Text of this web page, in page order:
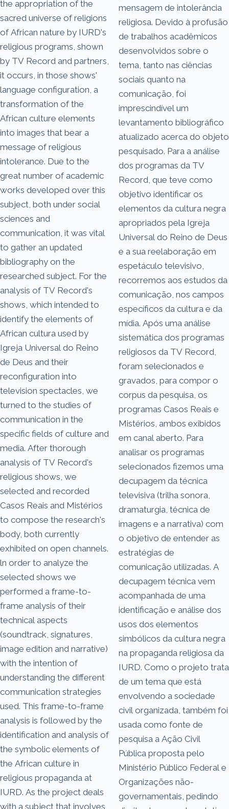
the appropriation of the
sacred universe of religions
of African nature by IURD's
religious programs, shown
by TV Record and partners,
it occurs, in those shows'
language configuration, a
transformation of the
African culture elements
into images that bear a
message of religious
intolerance. Due to the
great number of academic
works developed over this
subject, both under social
sciences and
communication, it was vital
to gather an updated
bibliography on the
researched subject. For the
analysis of TV Record's
shows, which intended to
identify the elements of
African cultura used by
Igreja Universal do Reino
de Deus and their
reconfiguration into
television spectacles, we
turned to the studies of
communication in the
specific fields of culture and
media. After thorough
analysis of TV Record's
religious shows, we
selected and recorded
Casos Reais and Mistérios
to compose the research's
body, both currently
exhibited on open channels.
ln order to analyze the
selected shows we
performed a frame-to-
frame analysis of their
technical aspects
(soundtrack, signatures,
image edition and narrative)
with the intention of
understanding the different
communication strategies
used. This frame-to-frame
analysis is followed by the
identification and analysis of
the symbolic elements of
the African culture in
religious propaganda at
IURD. As the project deals
with a subject that involves
mensagem de intolerância
religiosa. Devido à profusão
de trabalhos acadêmicos
desenvolvidos sobre o
tema, tanto nas ciências
sociais quanto na
comunicação, foi
imprescindível um
levantamento bibliográfico
atualizado acerca do objeto
pesquisado. Para a análise
dos programas da TV
Record, que teve como
objetivo identificar os
elementos da cultura negra
apropriados pela Igreja
Universal do Reino de Deus
e a sua reelaboração em
espetáculo televisivo,
recorremos aos estudos da
comunicação, nos campos
específicos da cultura e da
mídia. Após uma análise
sistemática dos programas
religiosos da TV Record,
foram selecionados e
gravados, para compor o
corpus da pesquisa, os
programas Casos Reais e
Mistérios, ambos exibidos
em canal aberto. Para
analisar os programas
selecionados fizemos uma
decupagem da técnica
televisiva (trilha sonora,
dramaturgia, técnica de
imagens e a narrativa) com
o objetivo de entender as
estratégias de
comunicação utilizadas. A
decupagem técnica vem
acompanhada de uma
identificação e análise dos
usos dos elementos
simbólicos da cultura negra
na propaganda religiosa da
IURD. Como o projeto trata
de um tema que está
envolvendo a sociedade
civil organizada, também foi
usada como fonte de
pesquisa a Ação Civil
Pública proposta pelo
Ministério Público Federal e
Organizações não-
governamentais, pedindo